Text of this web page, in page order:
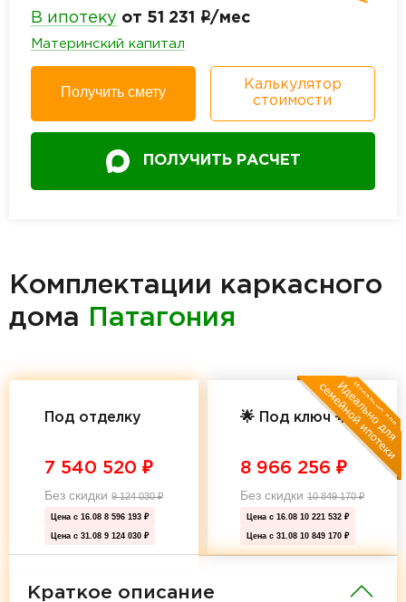
В ипотеку от 51 231 i/мес
Материнский капитал
Получить смету
Калькулятор
стоимости
ПОЛУЧИТЬ РАСЧЕТ
Комплектации каркасного
дома
Патагония
Под отделку
7 540 520 ₽
Без скидки 9 124 030₽
Цена с 16.08 8 596 193 ₽
Цена с 31.08 9 124 030 ₽
🌟 Под ключ 🌟
8 966 256 ₽
Без скидки 10 849 170₽
Цена с 16.08 10 221 532 ₽
Цена с 31.08 10 849 170 ₽
Краткое описание